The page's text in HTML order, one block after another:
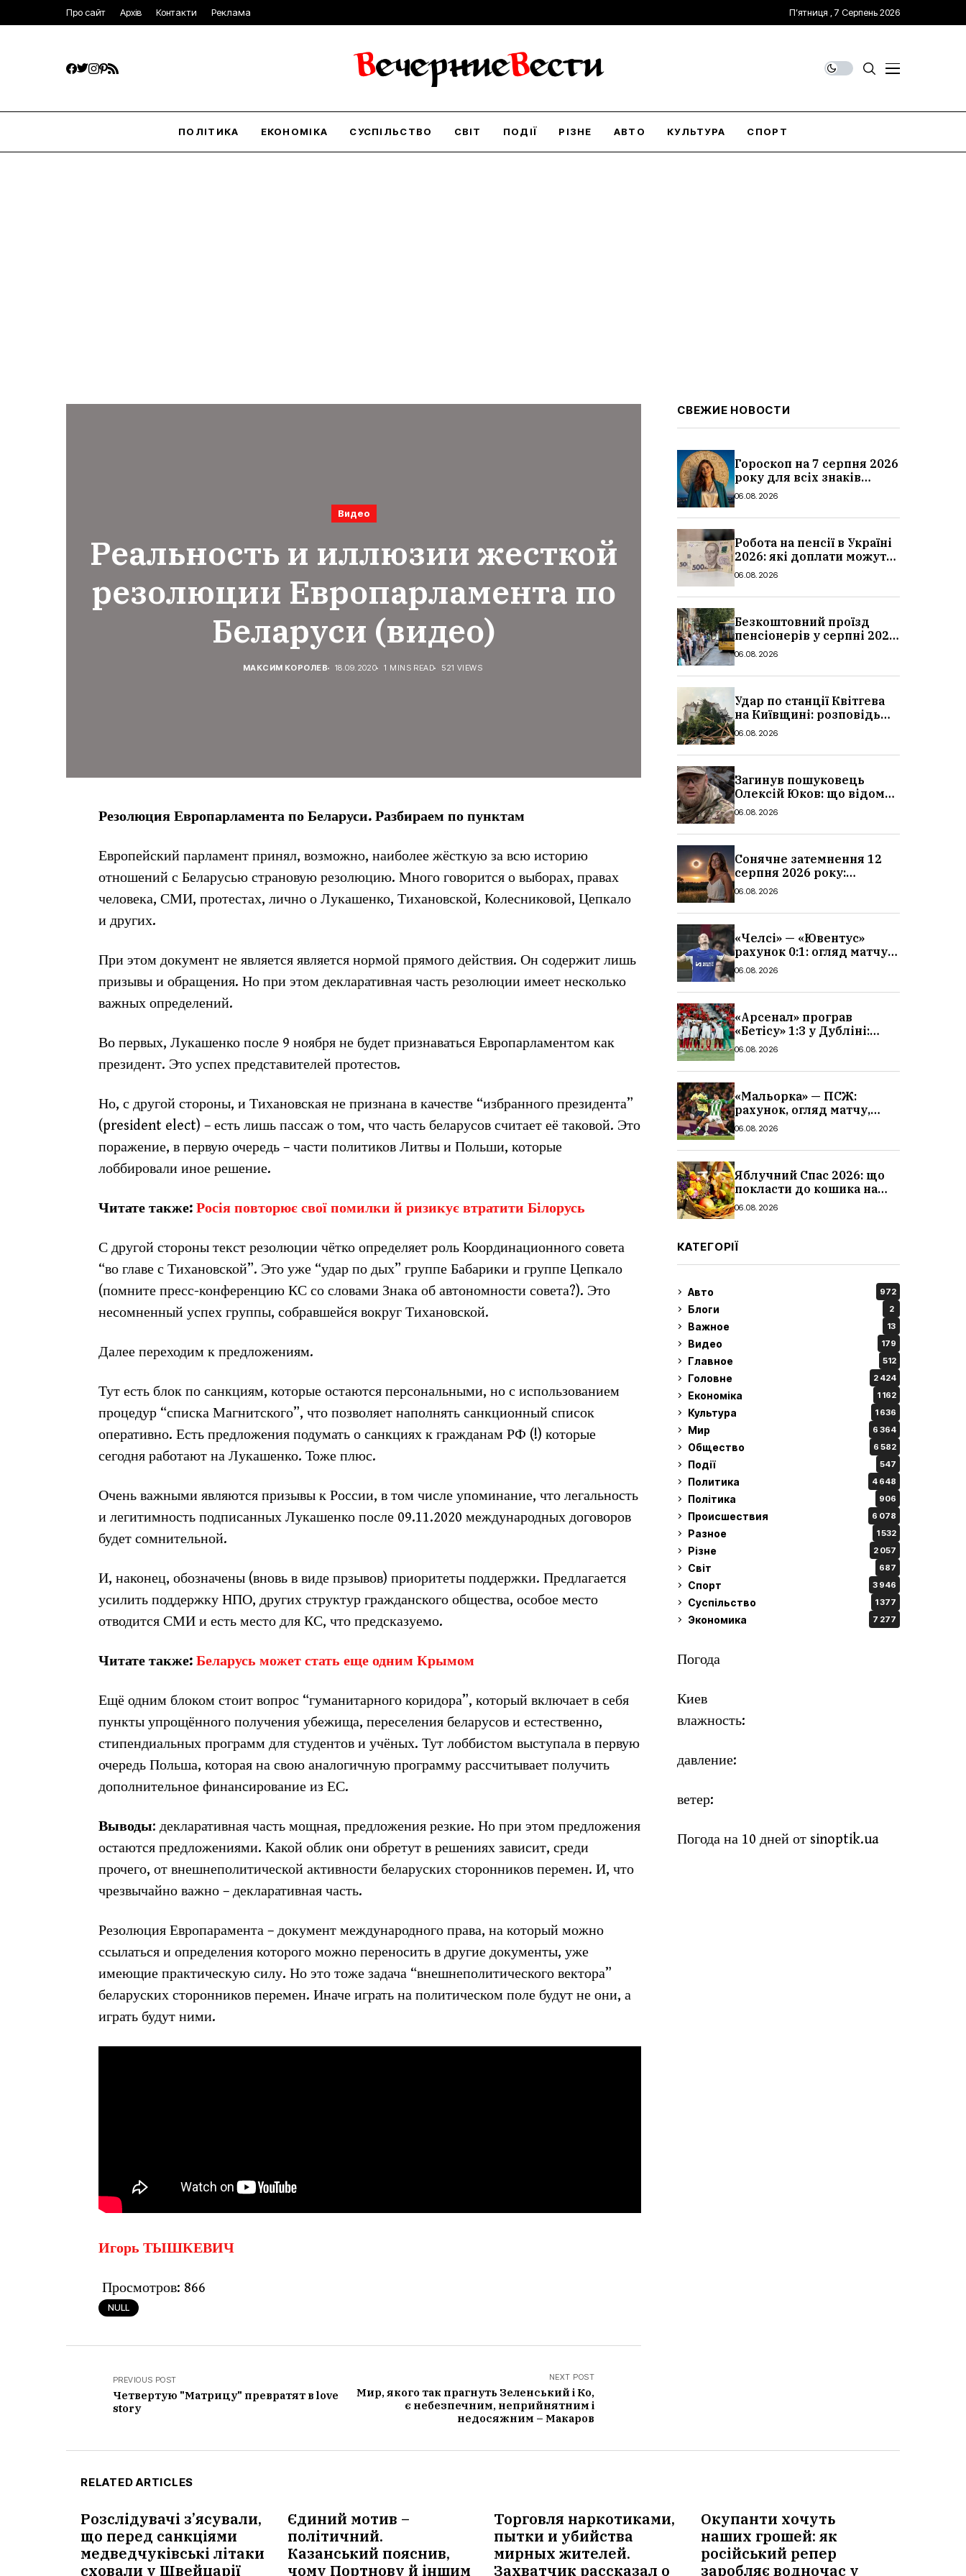
Про сайт Архів Контакти Реклама П’ятниця , 7 Серпень 2026
ПОЛІТИКА ЕКОНОМІКА СУСПІЛЬСТВО СВІТ ПОДІЇ РІЗНЕ АВТО КУЛЬТУРА СПОРТ
Видео
Реальность и иллюзии жесткой
резолюции Европарламента по
Беларуси (видео)
МАКСИМ КОРОЛЕВ 18.09.2020 1 MINS READ 521 VIEWS
Резолюция Европарламента по Беларуси. Разбираем по пунктам
Европейский парламент принял, возможно, наиболее жёсткую за всю историю
отношений с Беларусью страновую резолюцию. Много говорится о выборах, правах
человека, СМИ, протестах, лично о Лукашенко, Тихановской, Колесниковой, Цепкало
и других.
При этом документ не является является нормой прямого действия. Он содержит лишь
призывы и обращения. Но при этом декларативная часть резолюции имеет несколько
важных определений.
Во первых, Лукашенко после 9 ноября не будет признаваться Европарламентом как
президент. Это успех представителей протестов.
Но, с другой стороны, и Тихановская не признана в качестве “избранного президента”
(president elect) – есть лишь пассаж о том, что часть беларусов считает её таковой. Это
поражение, в первую очередь – части политиков Литвы и Польши, которые
лоббировали иное решение.
Читате также: Росія повторює свої помилки й ризикує втратити Білорусь
С другой стороны текст резолюции чётко определяет роль Координационного совета
“во главе с Тихановской”. Это уже “удар по дых” группе Бабарики и группе Цепкало
(помните пресс-конференцию КС со словами Знака об автономности совета?). Это
несомненный успех группы, собравшейся вокруг Тихановской.
Далее переходим к предложениям.
Тут есть блок по санкциям, которые остаются персональными, но с использованием
процедур “списка Магнитского”, что позволяет наполнять санкционный список
оперативно. Есть предложения подумать о санкциях к гражданам РФ (!) которые
сегодня работают на Лукашенко. Тоже плюс.
Очень важными являются призывы к России, в том числе упоминание, что легальность
и легитимность подписанных Лукашенко после 09.11.2020 международных договоров
будет сомнительной.
И, наконец, обозначены (вновь в виде прзывов) приоритеты поддержки. Предлагается
усилить поддержку НПО, других структур гражданского общества, особое место
отводится СМИ и есть место для КС, что предсказуемо.
Читате также: Беларусь может стать еще одним Крымом
Ещё одним блоком стоит вопрос “гуманитарного коридора”, который включает в себя
пункты упрощённого получения убежища, переселения беларусов и естественно,
стипендиальных программ для студентов и учёных. Тут лоббистом выступала в первую
очередь Польша, которая на свою аналогичную программу рассчитывает получить
дополнительное финансирование из ЕС.
Выводы: декларативная часть мощная, предложения резкие. Но при этом предложения
остаются предложениями. Какой облик они обретут в решениях зависит, среди
прочего, от внешнеполитической активности беларуских сторонников перемен. И, что
чрезвычайно важно – декларативная часть.
Резолюция Европарамента – документ международного права, на который можно
ссылаться и определения которого можно переносить в другие документы, уже
имеющие практическую силу. Но это тоже задача “внешнеполитического вектора”
беларуских сторонников перемен. Иначе играть на политическом поле будут не они, а
играть будут ними.
Игорь ТЫШКЕВИЧ
Просмотров: 866
NULL
PREVIOUS POST
Четвертую "Матрицу" превратят в love
story
NEXT POST
Мир, якого так прагнуть Зеленський і Ко,
є небезпечним, неприйнятним і
недосяжним – Макаров
СВЕЖИЕ НОВОСТИ
Гороскоп на 7 серпня 2026
року для всіх знаків
зодіаку: кому пощастить у
06.08.2026
Робота на пенсії в Україні
2026: які доплати можуть
скасувати, про що
06.08.2026
Безкоштовний проїзд
пенсіонерів у серпні 2026
в Україні: де діє пільга,
06.08.2026
Удар по станції Квітгева
на Київщині: розповідь
очевидців, як вісім людей
сталося
06.08.2026
Загинув пошуковець
Олексій Юков: що відомо
про його роботу, хто він
06.08.2026
Сонячне затемнення 12
серпня 2026 року:
гороскоп, кому із знаків
06.08.2026
«Челсі» — «Ювентус»
рахунок 0:1: огляд матчу
та вихід Мудрика
06.08.2026
«Арсенал» програв
«Бетісу» 1:3 у Дубліні:
огляд матчу та всі голи
06.08.2026
«Мальорка» — ПСЖ:
рахунок, огляд матчу,
голи та склад парижан
06.08.2026
Яблучний Спас 2026: що
покласти до кошика на
освячення, які фрукти,
06.08.2026
КАТЕГОРІЇ
Авто 972
Блоги 2
Важное 13
Видео 179
Главное 512
Головне 2 424
Економіка 1 162
Культура 1 636
Мир 6 364
Общество 6 582
Події 547
Политика 4 648
Політика 906
Происшествия 6 078
Разное 1 532
Різне 2 057
Світ 687
Спорт 3 946
Суспільство 1 377
Экономика 7 277
Погода
Киев
влажность:
давление:
ветер:
Погода на 10 дней от sinoptik.ua
RELATED ARTICLES
Розслідувачі з’ясували,
що перед санкціями
медведчуківські літаки
сховали у Швейцарії
Єдиний мотив –
політичний.
Казанський пояснив,
чому Портнову й іншим
Торговля наркотиками,
пытки и убийства
мирных жителей.
Захватчик рассказал о
Окупанти хочуть
наших грошей: як
російський репер
заробляє водночас у